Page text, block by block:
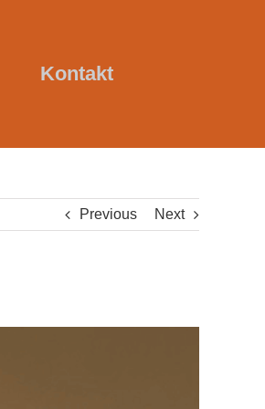
Kontakt
Previous Next